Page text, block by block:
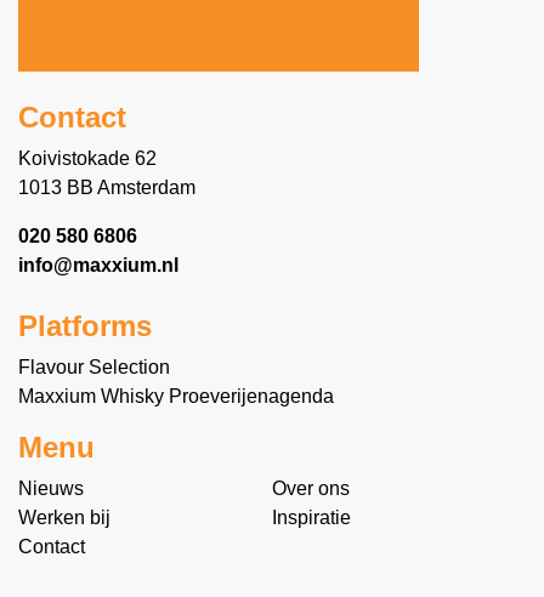
Contact
Koivistokade 62
1013 BB Amsterdam
020 580 6806
info@maxxium.nl
Platforms
Flavour Selection
Maxxium Whisky Proeverijenagenda
Menu
Nieuws
Over ons
Werken bij
Inspiratie
Contact